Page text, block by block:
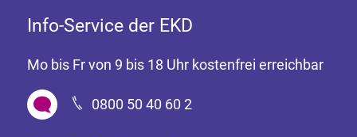
Info-Service der EKD
Mo bis Fr von 9 bis 18 Uhr kostenfrei erreichbar
0800 50 40 60 2